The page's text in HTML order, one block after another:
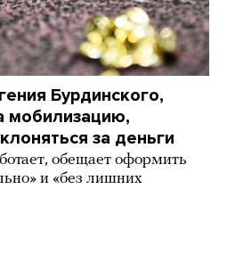
Бурдинского,
мобилизацию,
за деньги
обещает оформить
и «без лишних